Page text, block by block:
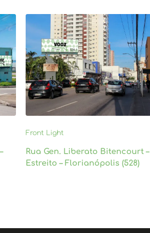
Front Light
Rua Gen. Liberato Bitencourt –
Estreito – Florianópolis (528)